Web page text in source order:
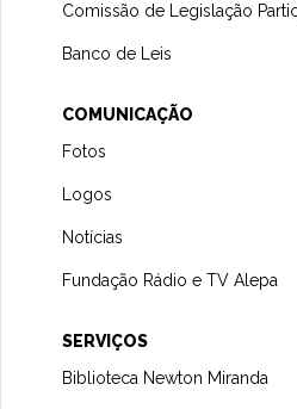
Comissão de Legislação
Banco de Leis
COMUNICAÇÃO
Fotos
Logos
Notícias
Fundação Rádio e TV Alepa
SERVIÇOS
Biblioteca Newton Miranda